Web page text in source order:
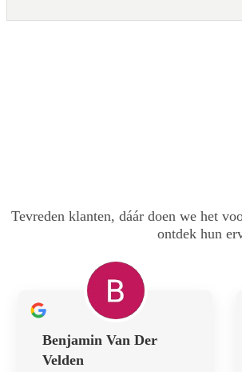
Tevreden klanten, dáár doen we het
ontdek hun
Benjamin Van Der
Velden